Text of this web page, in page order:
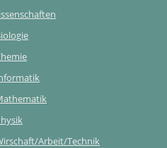
Arbeit/Technik